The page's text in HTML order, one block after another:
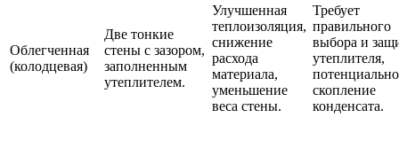
Облегченная
(колодцевая)
Две тонкие
стены с зазором,
заполненным
утеплителем.
Улучшенная
теплоизоляция,
снижение
расхода
материала,
уменьшение
веса стены.
Требует
правильного
выбора и
утеплителя,
скопление
конденсата.